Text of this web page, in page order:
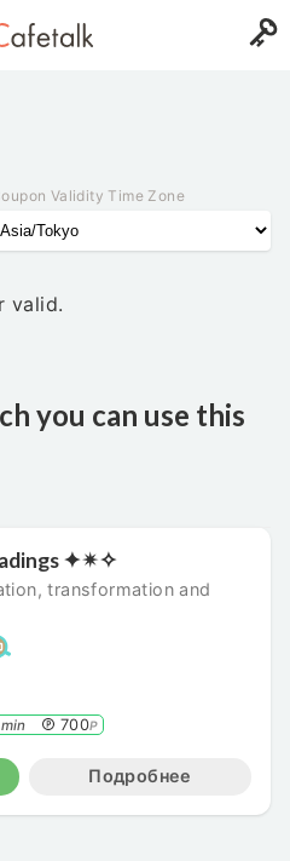
Validity Time Zone
valid.
you can use this
✦✴︎✧
transformation and
min 700P
Подробнее